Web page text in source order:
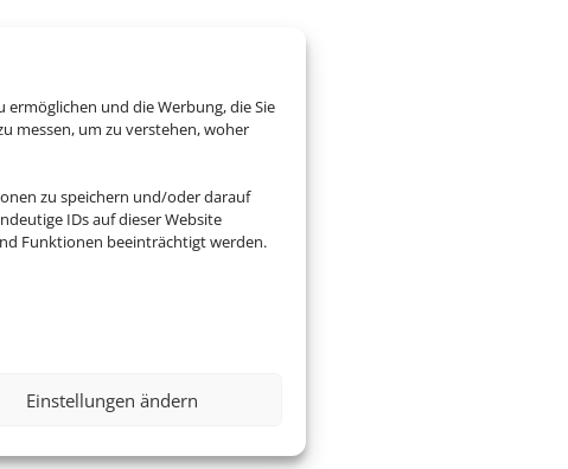
ermöglichen und die Werbung, die Sie
messen, um zu verstehen, woher
zu speichern und/oder darauf
IDs auf dieser Website
Funktionen beeinträchtigt werden.
Einstellungen ändern